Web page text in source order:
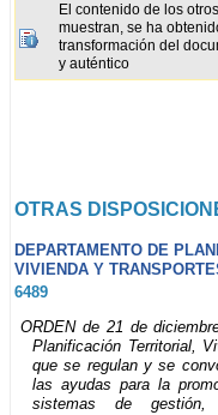
El contenido de los
muestran, se ha
transformación del
y auténtico
OTRAS
DEPARTAMENTO DE
VIVIENDA Y
6489
ORDEN de 21 de
Planificación Territorial,
que se regulan y se
las ayudas para la
sistemas de